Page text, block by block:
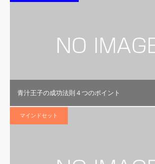
青汁王子の成功法則４つのポイント
マインドセット